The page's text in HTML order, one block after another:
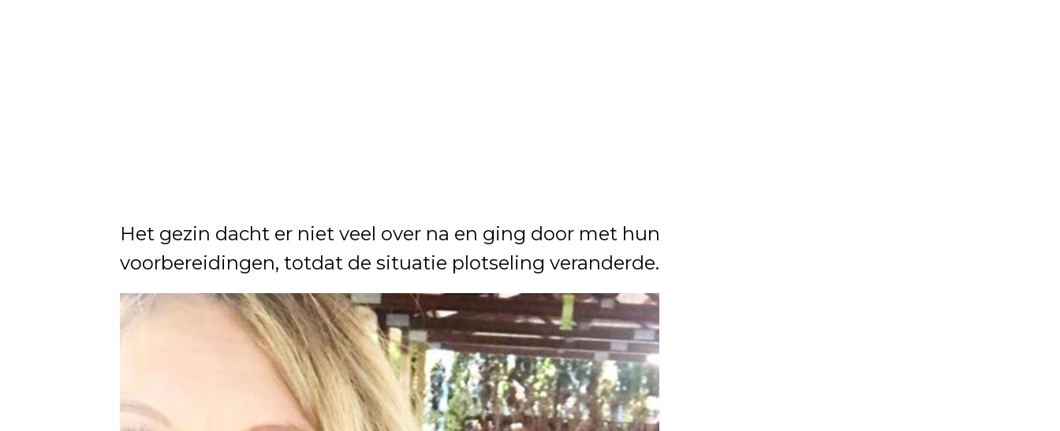
Het gezin dacht er niet veel over na en ging door met hun
voorbereidingen, totdat de situatie plotseling veranderde.